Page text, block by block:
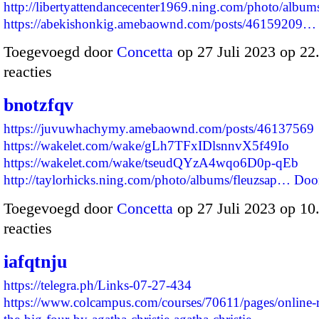
http://libertyattendancecenter1969.ning.com/photo/
https://abekishonkig.amebaownd.com/posts/46159209…
Toegevoegd door Concetta op 27 Juli 2023 op
reacties
bnotzfqv
https://juvuwhachymy.amebaownd.com/posts/46137569
https://wakelet.com/wake/gLh7TFxIDlsnnvX5f49Io
https://wakelet.com/wake/tseudQYzA4wqo6D0p-qEb
http://taylorhicks.ning.com/photo/albums/fleuzsap…
Toegevoegd door Concetta op 27 Juli 2023 op
reacties
iafqtnju
https://telegra.ph/Links-07-27-434
https://www.colcampus.com/courses/70611/pages/